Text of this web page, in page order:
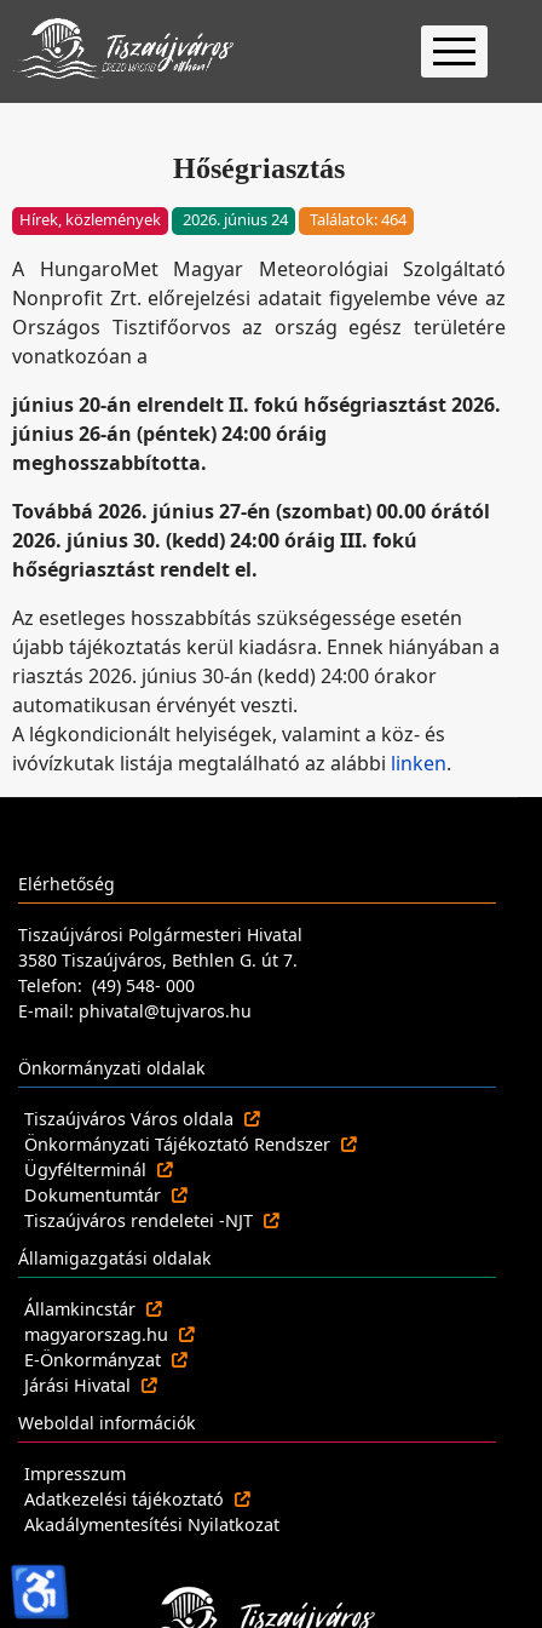
Kezdőlap
Ügyintézés
2026 Fontos
Elérhetőség
Hőségriasztás
Hírek, közlemények 2026. június 24 Találatok: 464
A HungaroMet Magyar Meteorológiai Szolgáltató
Nonprofit Zrt. előrejelzési adatait figyelembe véve az
Országos Tisztifőorvos az ország egész területére
vonatkozóan a
június 20-án elrendelt II. fokú hőségriasztást 2026.
június 26-án (péntek) 24:00 óráig
meghosszabbította.
Továbbá 2026. június 27-én (szombat) 00.00 órától
2026. június 30. (kedd) 24:00 óráig III. fokú
hőségriasztást rendelt el.
Az esetleges hosszabbítás szükségessége esetén
újabb tájékoztatás kerül kiadásra. Ennek hiányában a
riasztás 2026. június 30-án (kedd) 24:00 órakor
automatikusan érvényét veszti.
A légkondicionált helyiségek, valamint a köz- és
ivóvízkutak listája megtalálható az alábbi linken.
Elérhetőség
Tiszaújvárosi Polgármesteri Hivatal
3580 Tiszaújváros, Bethlen G. út 7.
Telefon: (49) 548- 000
E-mail: phivatal@tujvaros.hu
Önkormányzati oldalak
Tiszaújváros Város oldala
Önkormányzati Tájékoztató Rendszer
Ügyfélterminál
Dokumentumtár
Tiszaújváros rendeletei -NJT
Államigazgatási oldalak
Államkincstár
magyarorszag.hu
E-Önkormányzat
Járási Hivatal
Weboldal információk
Impresszum
Adatkezelési tájékoztató
Akadálymentesítési Nyilatkozat